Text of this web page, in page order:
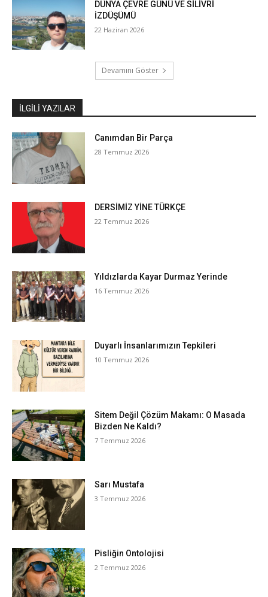
DÜNYA ÇEVRE GÜNÜ VE SİLİVRİ
İZDÜŞÜMÜ
22 Haziran 2026
Devamını Göster
İLGILI YAZILAR
Canımdan Bir Parça
28 Temmuz 2026
DERSİMİZ YİNE TÜRKÇE
22 Temmuz 2026
Yıldızlarda Kayar Durmaz Yerinde
16 Temmuz 2026
Duyarlı İnsanlarımızın Tepkileri
10 Temmuz 2026
Sitem Değil Çözüm Makamı: O Masada
Bizden Ne Kaldı?
7 Temmuz 2026
Sarı Mustafa
3 Temmuz 2026
Pisliğin Ontolojisi
2 Temmuz 2026